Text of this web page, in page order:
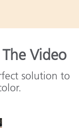
Video
solution to